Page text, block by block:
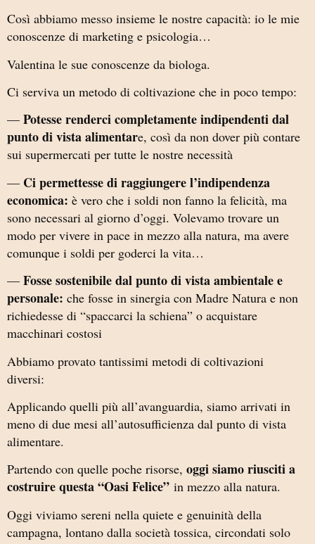
Così abbiamo messo insieme le nostre capacità: io le mie
conoscenze di marketing e psicologia…
Valentina le sue conoscenze da biologa.
Ci serviva un metodo di coltivazione che in poco tempo:
— Potesse renderci completamente indipendenti dal
punto di vista alimentare, così da non dover più contare
sui supermercati per tutte le nostre necessità
— Ci permettesse di raggiungere l’indipendenza
economica: è vero che i soldi non fanno la felicità, ma
sono necessari al giorno d’oggi. Volevamo trovare un
modo per vivere in pace in mezzo alla natura, ma avere
comunque i soldi per goderci la vita…
— Fosse sostenibile dal punto di vista ambientale e
personale: che fosse in sinergia con Madre Natura e non
richiedesse di “spaccarci la schiena” o acquistare
macchinari costosi
Abbiamo provato tantissimi metodi di coltivazioni
diversi:
Applicando quelli più all’avanguardia, siamo arrivati in
meno di due mesi all’autosufficienza dal punto di vista
alimentare.
Partendo con quelle poche risorse, oggi siamo riusciti a
costruire questa “Oasi Felice” in mezzo alla natura.
Oggi viviamo sereni nella quiete e genuinità della
campagna, lontano dalla società tossica, circondati solo